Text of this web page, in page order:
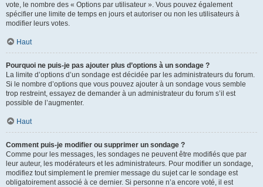
vote, le nombre des « Options par utilisateur ». Vous pouvez également
spécifier une limite de temps en jours et autoriser ou non les utilisateurs à
modifier leurs votes.
Haut
Pourquoi ne puis-je pas ajouter plus d’options à un sondage ?
La limite d’options d’un sondage est décidée par les administrateurs du forum.
Si le nombre d’options que vous pouvez ajouter à un sondage vous semble
trop restreint, essayez de demander à un administrateur du forum s’il est
possible de l’augmenter.
Haut
Comment puis-je modifier ou supprimer un sondage ?
Comme pour les messages, les sondages ne peuvent être modifiés que par
leur auteur, les modérateurs et les administrateurs. Pour modifier un sondage,
modifiez tout simplement le premier message du sujet car le sondage est
obligatoirement associé à ce dernier. Si personne n’a encore voté, il est